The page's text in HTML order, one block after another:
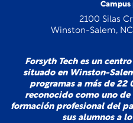
2100 Silas
Winston-Salem, NC
Forsyth Tech es un
situado en Winston-
programas a más de 22
reconocido como uno de
formación profesional del
sus alumnos a